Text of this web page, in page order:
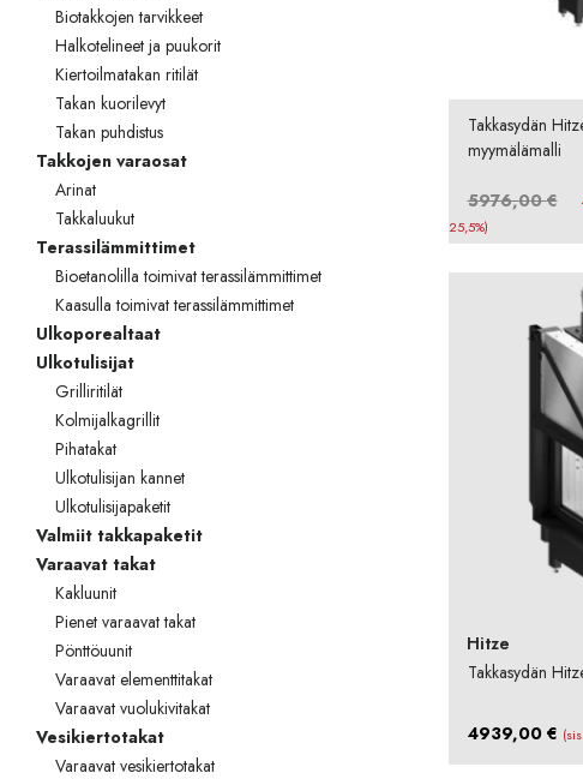
Biotakkojen tarvikkeet
Halkotelineet ja puukorit
Kiertoilmatakan ritilät
Takan kuorilevyt
Takan puhdistus
Takkojen varaosat
Arinat
Takkaluukut
Terassilämmittimet
Bioetanolilla toimivat terassilämmittimet
Kaasulla toimivat terassilämmittimet
Ulkoporealtaat
Ulkotulisijat
Grilliritilät
Kolmijalkagrillit
Pihatakat
Ulkotulisijan kannet
Ulkotulisijapaketit
Valmiit takkapaketit
Varaavat takat
Kakluunit
Pienet varaavat takat
Pönttöuunit
Varaavat elementtitakat
Varaavat vuolukivitakat
Vesikiertotakat
Varaavat vesikiertotakat
Takkasydän
myymälämalli
5976,00€
oli:
25,5%)
Hitze
Takkasydän
4939,00 €